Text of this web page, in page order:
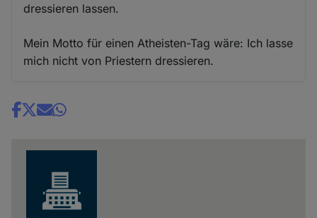
dressieren lassen.
Mein Motto für einen Atheisten-Tag wäre: Ich lasse
mich nicht von Priestern dressieren.
Share